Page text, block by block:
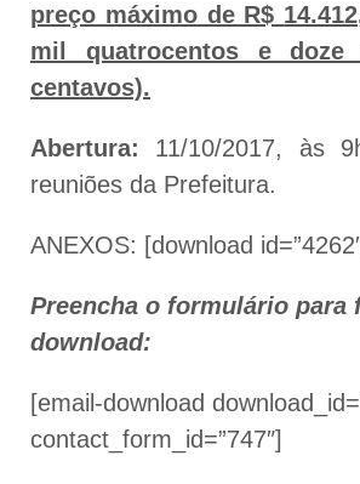
preço máximo de R$
mil quatrocentos e
centavos).
Abertura: 11/10/2017, às
reuniões da Prefeitura.
ANEXOS: [download
Preencha o formulário para
download:
[email-download
contact_form_id=”747″]